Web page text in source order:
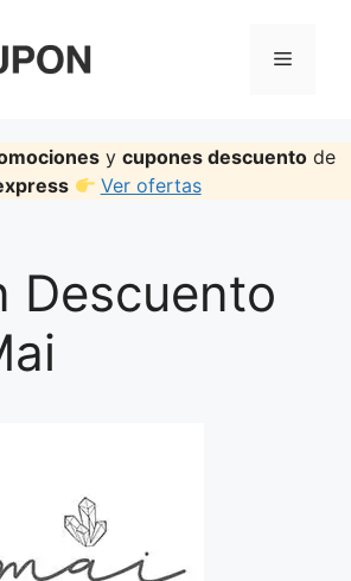
Menu
ycupones descuento de
Ver ofertas
Descuento